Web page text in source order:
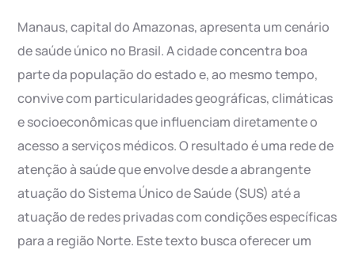
Manaus, capital do Amazonas, apresenta um cenário
de saúde único no Brasil. A cidade concentra boa
parte da população do estado e, ao mesmo tempo,
convive com particularidades geográficas, climáticas
e socioeconômicas que influenciam diretamente o
acesso a serviços médicos. O resultado é uma rede de
atenção à saúde que envolve desde a abrangente
atuação do Sistema Único de Saúde (SUS) até a
atuação de redes privadas com condições específicas
para a região Norte. Este texto busca oferecer um